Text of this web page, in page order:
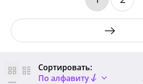
Сортировать:
По алфавиту